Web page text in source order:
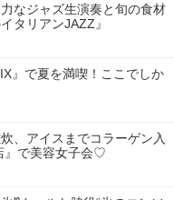
なジャズ生演奏と旬の食材
タリアンJAZZ』
』で夏を満喫！ここでしか
、アイスまでコラーゲン入
』で美容女子会♡